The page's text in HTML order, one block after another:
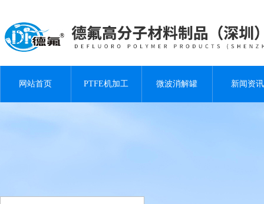
网站首页 PTFE机加工 微波消解罐 新闻资讯